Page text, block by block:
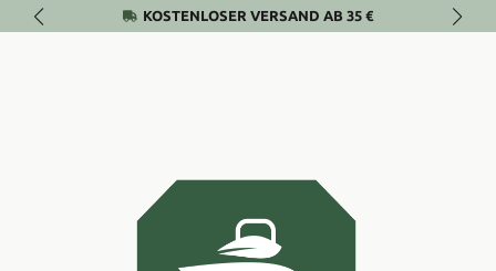
Zum Hauptinhalt springenKOSTENLOSER VERSAND AB 35 €